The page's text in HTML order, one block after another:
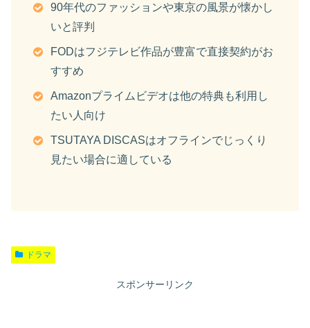
90年代のファッションや東京の風景が懐かし
いと評判
FODはフジテレビ作品が豊富で直接契約がお
すすめ
Amazonプライムビデオは他の特典も利用し
たい人向け
TSUTAYA DISCASはオフラインでじっくり
見たい場合に適している
ドラマ
スポンサーリンク